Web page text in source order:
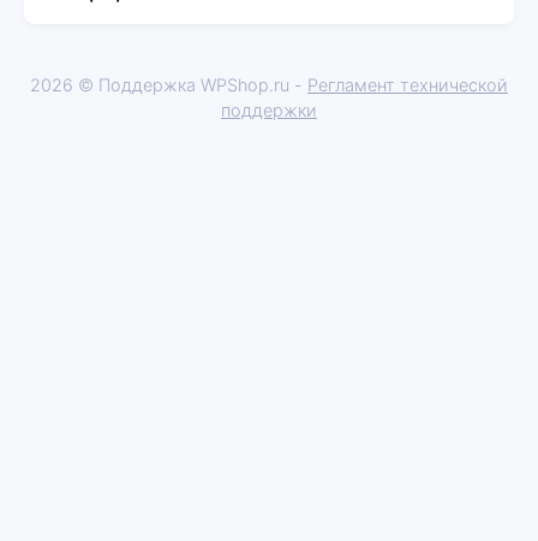
2026 © Поддержка WPShop.ru - Регламент технической
поддержки